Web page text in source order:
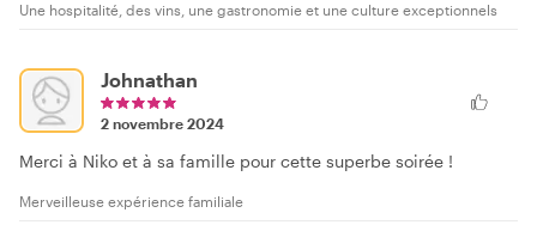
Une hospitalité, des vins, une gastronomie et une culture exceptionnels
Johnathan
2 novembre 2024
Merci à Niko et à sa famille pour cette superbe soirée !
Merveilleuse expérience familiale